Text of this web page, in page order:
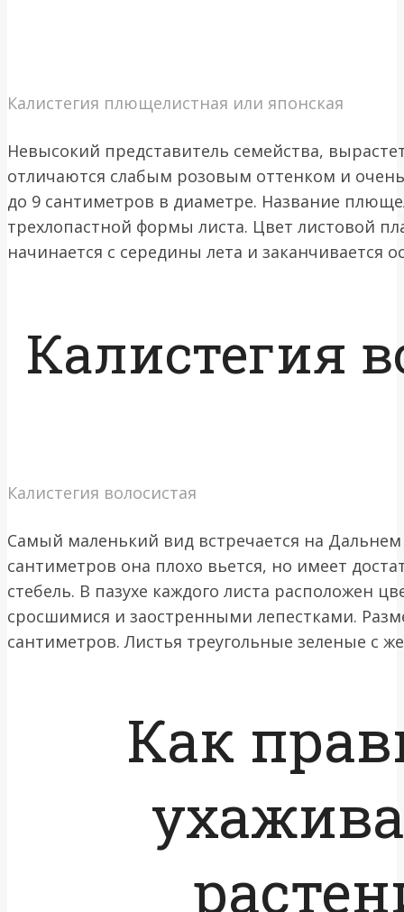
Калистегия плющелистная или японская
Невысокий представитель семейства,
отличаются слабым розовым оттенком и
до 9 сантиметров в диаметре. Название
трехлопастной формы листа. Цвет листовой
начинается с середины лета и заканчивается
Калистегия
Калистегия волосистая
Самый маленький вид встречается на
сантиметров она плохо вьется, но имеет
стебель. В пазухе каждого листа расположен
сросшимися и заостренными лепестками.
сантиметров. Листья треугольные зеленые с
Как